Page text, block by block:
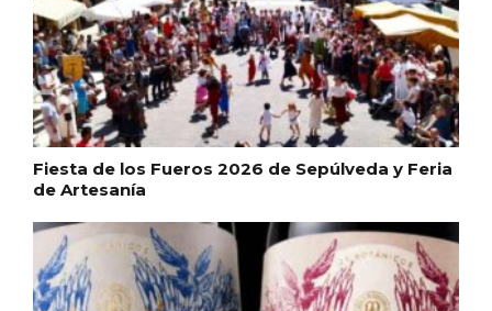
Fiesta de los Fueros 2026 de Sepúlveda y Feria
de Artesanía
IV Edición del Festival de Narración Oral,
Memoria, Tierra y Voz